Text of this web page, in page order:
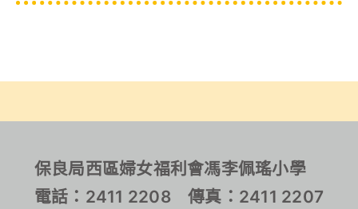
保良局西區婦女福利會馮李佩瑤小學
電話：2411 2208 傳真：2411 2207